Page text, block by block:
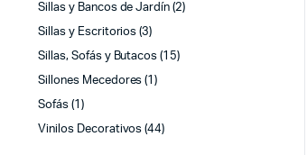
Sillas y Bancos de Jardín (2)
Sillas y Escritorios (3)
Sillas, Sofás y Butacos (15)
Sillones Mecedores (1)
Sofás (1)
Vinilos Decorativos (44)